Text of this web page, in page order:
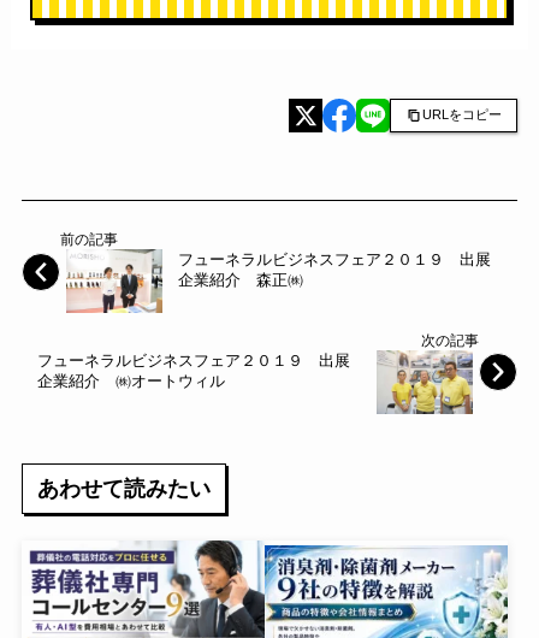
URLをコピー
前の記事
フューネラルビジネスフェア２０１９ 出展
企業紹介 森正㈱
次の記事
フューネラルビジネスフェア２０１９ 出展
企業紹介 ㈱オートウィル
あわせて読みたい